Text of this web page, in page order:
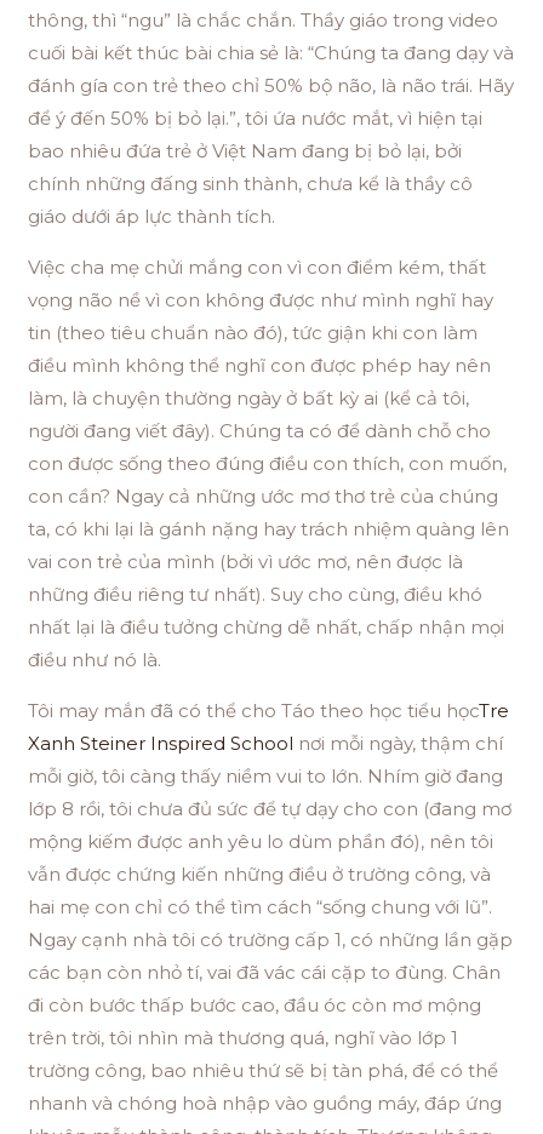
thông, thì “ngu” là chắc chắn. Thầy giáo trong video
cuối bài kết thúc bài chia sẻ là: “Chúng ta đang dạy và
đánh gía con trẻ theo chỉ 50% bộ não, là não trái. Hãy
để ý đến 50% bị bỏ lại.”, tôi ứa nước mắt, vì hiện tại
bao nhiêu đứa trẻ ở Việt Nam đang bị bỏ lại, bởi
chính những đấng sinh thành, chưa kể là thầy cô
giáo dưới áp lực thành tích.
Việc cha mẹ chửi mắng con vì con điểm kém, thất
vọng não nề vì con không được như mình nghĩ hay
tin (theo tiêu chuẩn nào đó), tức giận khi con làm
điều mình không thể nghĩ con được phép hay nên
làm, là chuyện thường ngày ở bất kỳ ai (kể cả tôi,
người đang viết đây). Chúng ta có để dành chỗ cho
con được sống theo đúng điều con thích, con muốn,
con cần? Ngay cả những ước mơ thơ trẻ của chúng
ta, có khi lại là gánh nặng hay trách nhiệm quàng lên
vai con trẻ của mình (bởi vì ước mơ, nên được là
những điều riêng tư nhất). Suy cho cùng, điều khó
nhất lại là điều tưởng chừng dễ nhất, chấp nhận mọi
điều như nó là.
Tôi may mắn đã có thể cho Táo theo học tiểu họcTre
Xanh Steiner Inspired School nơi mỗi ngày, thậm chí
mỗi giờ, tôi càng thấy niềm vui to lớn. Nhím giờ đang
lớp 8 rồi, tôi chưa đủ sức để tự dạy cho con (đang mơ
mộng kiếm được anh yêu lo dùm phần đó), nên tôi
vẫn được chứng kiến những điều ở trường công, và
hai mẹ con chỉ có thể tìm cách “sống chung với lũ”.
Ngay cạnh nhà tôi có trường cấp 1, có những lần gặp
các bạn còn nhỏ tí, vai đã vác cái cặp to đùng. Chân
đi còn bước thấp bước cao, đầu óc còn mơ mộng
trên trời, tôi nhìn mà thương quá, nghĩ vào lớp 1
trường công, bao nhiêu thứ sẽ bị tàn phá, để có thể
nhanh và chóng hoà nhập vào guồng máy, đáp ứng